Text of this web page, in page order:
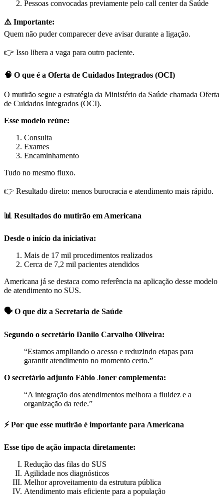
Pessoas convocadas previamente pelo call center da Saúde
⚠️ Importante:
Quem não puder comparecer deve avisar durante a ligação.
👉 Isso libera a vaga para outro paciente.
🧠 O que é a Oferta de Cuidados Integrados (OCI)
O mutirão segue a estratégia da Ministério da Saúde chamada Oferta
de Cuidados Integrados (OCI).
Esse modelo reúne:
Consulta
Exames
Encaminhamento
Tudo no mesmo fluxo.
👉 Resultado direto: menos burocracia e atendimento mais rápido.
📊 Resultados do mutirão em Americana
Desde o início da iniciativa:
Mais de 17 mil procedimentos realizados
Cerca de 7,2 mil pacientes atendidos
Americana já se destaca como referência na aplicação desse modelo
de atendimento no SUS.
🗣️ O que diz a Secretaria de Saúde
Segundo o secretário Danilo Carvalho Oliveira:
“Estamos ampliando o acesso e reduzindo etapas para
garantir atendimento no momento certo.”
O secretário adjunto Fábio Joner complementa:
“A integração dos atendimentos melhora a fluidez e a
organização da rede.”
⚡ Por que esse mutirão é importante para Americana
Esse tipo de ação impacta diretamente:
Redução das filas do SUS
Agilidade nos diagnósticos
Melhor aproveitamento da estrutura pública
Atendimento mais eficiente para a população